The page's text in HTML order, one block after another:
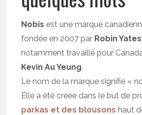
Nobis est une marque
fondée en 2007 par Robin Yates
notamment travaillé pour
Kevin Au Yeung.
Le nom de la marque signifie «
Elle a été créée dans le but de
parkas et des blousons haut